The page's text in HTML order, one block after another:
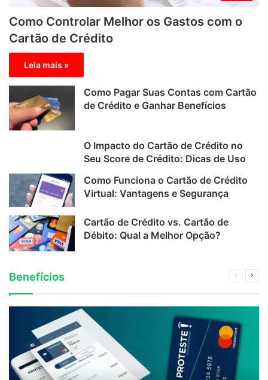
Como Controlar Melhor os Gastos com o
Cartão de Crédito
Leia mais »
Como Pagar Suas Contas com Cartão
de Crédito e Ganhar Benefícios
O Impacto do Cartão de Crédito no
Seu Score de Crédito: Dicas de Uso
Como Funciona o Cartão de Crédito
Virtual: Vantagens e Segurança
Cartão de Crédito vs. Cartão de
Débito: Qual a Melhor Opção?
Benefícios
Página